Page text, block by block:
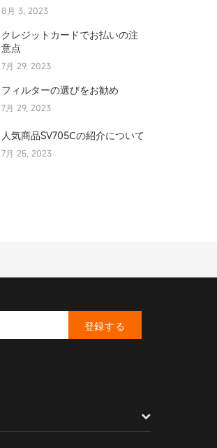
8月 3, 2023
クレジットカードでお払いの注
意点
7月 29, 2023
フィルターの選びをお勧め
7月 29, 2023
人気商品SV705Ⅽの紹介について
7月 25, 2023
7月 15, 2023
編）----0.8X フラットナ/レデュ
登録する